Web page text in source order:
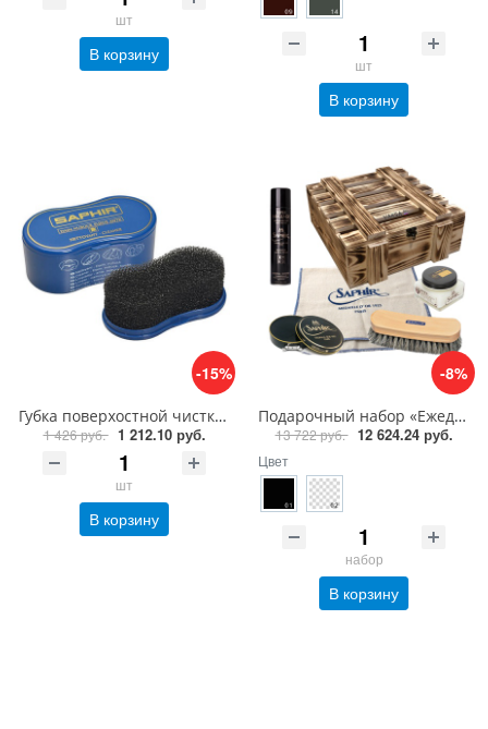
шт
В корзину
шт
В корзину
-15%
Губка поверхостной чистки замши, велюра Saphir Nettoyant cleaner
1 426 руб. 1 212.10 руб.
шт
В корзину
-8%
Подарочный набор «Ежедневный уход за кожей» Saphir Medaille D'or
13 722 руб. 12 624.24 руб.
Цвет
набор
В корзину